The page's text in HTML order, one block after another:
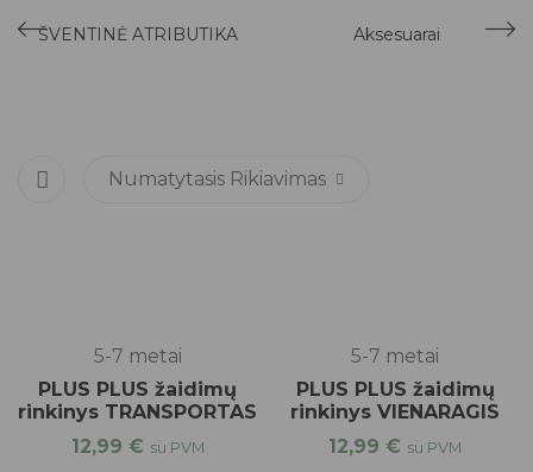
ŠVENTINĖ ATRIBUTIKA Aksesuarai
Numatytasis Rikiavimas
5-7 metai
PLUS PLUS žaidimų
rinkinys TRANSPORTAS
12,99 € su PVM
5-7 metai
PLUS PLUS žaidimų
rinkinys VIENARAGIS
12,99€ su PVM